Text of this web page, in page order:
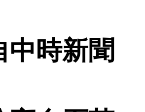
中時新聞